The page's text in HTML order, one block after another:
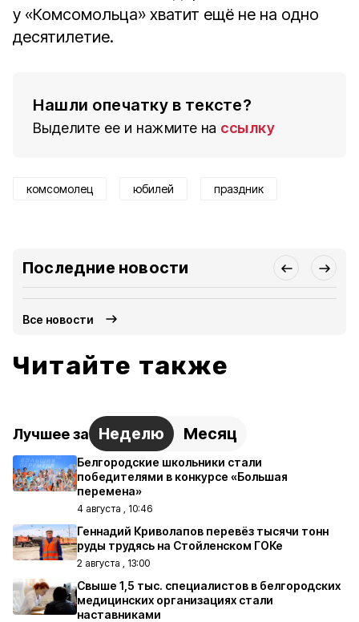
у «Комсомольца» хватит ещё не на одно
десятилетие.
Нашли опечатку в тексте?
Выделите ее и нажмите на ссылку
комсомолец юбилей праздник
Последние новости
Все новости
Читайте также
Лучшее за Неделю Месяц
Белгородские школьники стали
победителями в конкурсе «Большая
перемена»
4 августа , 10:46
Геннадий Криволапов перевёз тысячи тонн
руды трудясь на Стойленском ГОКе
2 августа , 13:00
Свыше 1,5 тыс. специалистов в белгородских
медицинских организациях стали
наставниками